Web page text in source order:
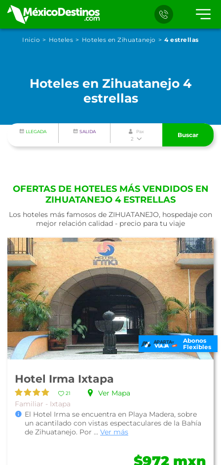
Inicio Hoteles Hoteles en Zihuatanejo 4 estrellas
Hoteles en Zihuatanejo 4
estrellas
LLEGADA SALIDA Pax
2
Buscar
OFERTAS DE HOTELES MÁS VENDIDOS EN
ZIHUATANEJO 4 ESTRELLAS
Los hoteles más famosos de ZIHUATANEJO, hospedaje con
mejor relación calidad - precio para tu viaje
Abonos
Flexibles
Hotel Irma Ixtapa
21
Ver Mapa
Familiar - Ixtapa
El Hotel Irma se encuentra en Playa Madera, sobre
un acantilado con vistas espectaculares de la Bahía
de Zihuatanejo. Por ... Ver más
$972 mxn